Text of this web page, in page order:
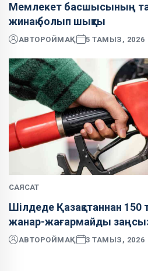
Мемлекет басшысының
жинақ болып шықты
АВТОРОЙМАҚ 5 ТАМЫЗ, 2026
САЯСАТ
Шілдеде Қазақстаннан 150
жанар-жағармайды
АВТОРОЙМАҚ 3 ТАМЫЗ, 2026